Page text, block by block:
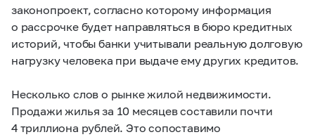
законопроект, согласно которому информация
о рассрочке будет направляться в бюро кредитных
историй, чтобы банки учитывали реальную долговую
нагрузку человека при выдаче ему других кредитов.
Несколько слов о рынке жилой недвижимости.
Продажи жилья за 10 месяцев составили почти
4 триллиона рублей. Это сопоставимо